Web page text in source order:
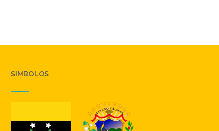
SIMBOLOS